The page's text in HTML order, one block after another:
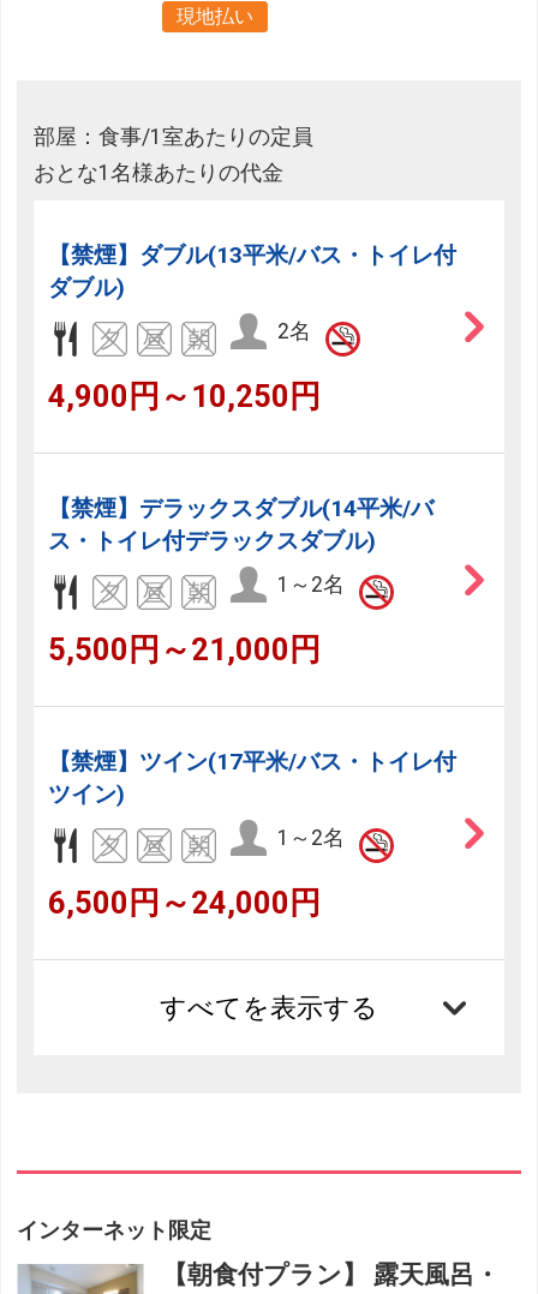
現地払い
部屋：食事/1室あたりの定員
おとな1名様あたりの代金
【禁煙】ダブル(13平米/バス・トイレ付
ダブル)
2名
4,900円～10,250円
【禁煙】デラックスダブル(14平米/バ
ス・トイレ付デラックスダブル)
1～2名
5,500円～21,000円
【禁煙】ツイン(17平米/バス・トイレ付
ツイン)
1～2名
6,500円～24,000円
すべてを表示する
インターネット限定
【朝食付プラン】 露天風呂・